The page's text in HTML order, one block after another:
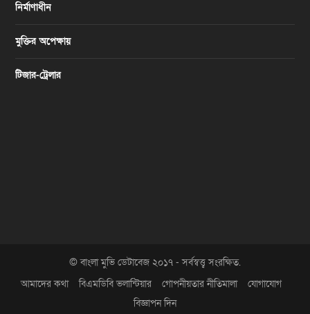
নির্মাণাধীন
মুক্তির অপেক্ষায়
টিজার-ট্রেলার
© বাংলা মুভি ডেটাবেজ ২০১৭ - সর্বস্বত্ত্ব সংরক্ষিত.
আমাদের কথা
বিএমডিবি ভলান্টিয়ার গোপনীয়তার নীতিমালা
যোগাযোগ
বিজ্ঞাপন দিন